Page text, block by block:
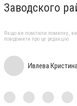
Заводского
Якщо ви помітили помилку,
повідомити про це редакцію
Ивлева